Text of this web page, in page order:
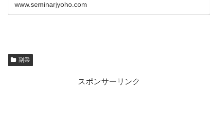
www.seminarjyoho.com
副業
スポンサーリンク